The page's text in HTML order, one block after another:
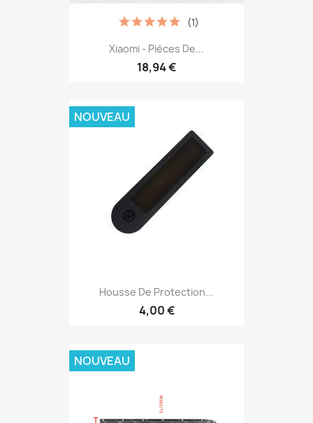
Xiaomi - Pièces De...
18,94 €
(1)
Housse De Protection...
4,00 €
NOUVEAU
NOUVEAU